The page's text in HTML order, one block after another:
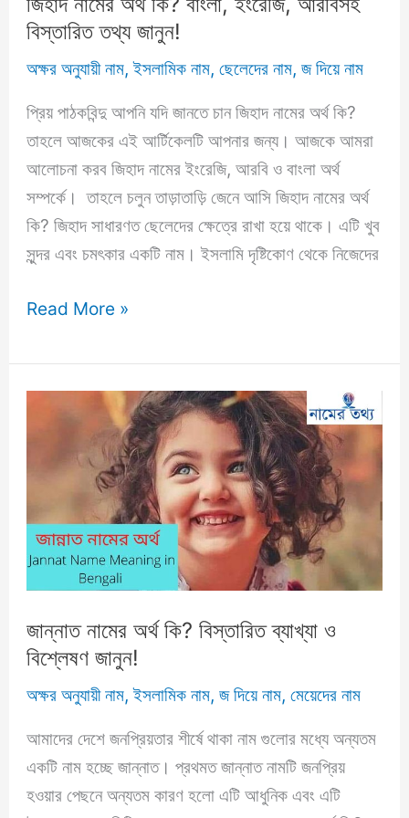
বিস্তারিত তথ্য জানুন!
অক্ষর অনুযায়ী নাম,ইসলামিক নাম,ছেলেদের নাম,জ দিয়ে নাম
প্রিয় পাঠকবিন্দু আপনি যদি জানতে চান জিহাদ নামের অর্থ কি?
তাহলে আজকের এই আর্টিকেলটি আপনার জন্য। আজকে আমরা
আলোচনা করব জিহাদ নামের ইংরেজি, আরবি ও বাংলা অর্থ
সম্পর্কে। তাহলে চলুন তাড়াতাড়ি জেনে আসি জিহাদ নামের অর্থ
কি? জিহাদ সাধারণত ছেলেদের ক্ষেত্রে রাখা হয়ে থাকে। এটি খুব
সুন্দর এবং চমৎকার একটি নাম। ইসলামি দৃষ্টিকোণ থেকে নিজেদের
জিহাদ
অর্থ
কি?
আরবিসহ
বিস্তারিত
তথ্য
জানুন!
Read More »
জান্নাত নামের অর্থ কি? বিস্তারিত ব্যাখ্যা ও
বিশ্লেষণ জানুন!
অক্ষর অনুযায়ী নাম,ইসলামিক নাম,জ দিয়ে নাম,মেয়েদের নাম
আমাদের দেশে জনপ্রিয়তার শীর্ষে থাকা নাম গুলোর মধ্যে অন্যতম
একটি নাম হচ্ছে জান্নাত। প্রথমত জান্নাত নামটি জনপ্রিয়
হওয়ার পেছনে অন্যতম কারণ হলো এটি আধুনিক এবং এটি